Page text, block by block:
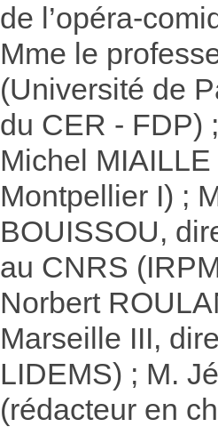
de l’opéra-
Mme le
(Université de
du CER - FDP)
Michel
Montpellier I) ;
BOUISSOU,
au CNRS
Norbert
Marseille III,
LIDEMS) ; M.
(rédacteur en